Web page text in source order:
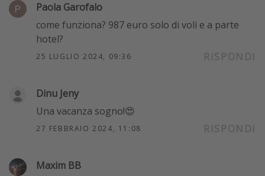
Paola Garofalo
come funziona? 987 euro solo di voli e a parte
hotel?
25 LUGLIO 2024, 09:36
Dinu Jeny
Una vacanza sogno!😍
27 FEBBRAIO 2024, 11:08
Maxim BB